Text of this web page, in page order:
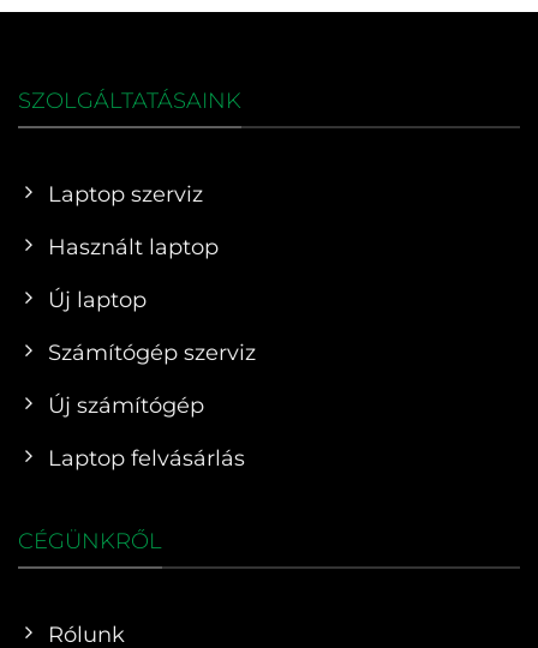
SZOLGÁLTATÁSAINK
Laptop szerviz
Használt laptop
Új laptop
Számítógép szerviz
Új számítógép
Laptop felvásárlás
CÉGÜNKRŐL
Rólunk